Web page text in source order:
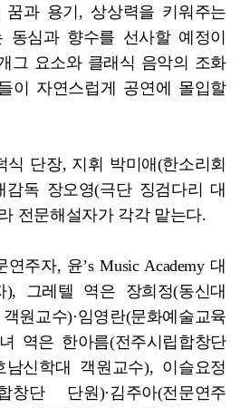
꿈과 용기, 상상력을 키워주는
동심과 향수를 선사할 예정이
그 요소와 클래식 음악의 조화
이 자연스럽게 공연에 몰입할
단장, 지휘 박미애(한소리회
독 장오영(극단 징검다리 대
전문해설자가 각각 맡는다.
주자, 윤’s Music Academy 대
), 그레텔 역은 장희정(동신대
원교수)·임영란(문화예술교육
역은 한아름(전주시립합창단
남신학대 객원교수), 이슬요정
창단 단원)·김주아(전문연주